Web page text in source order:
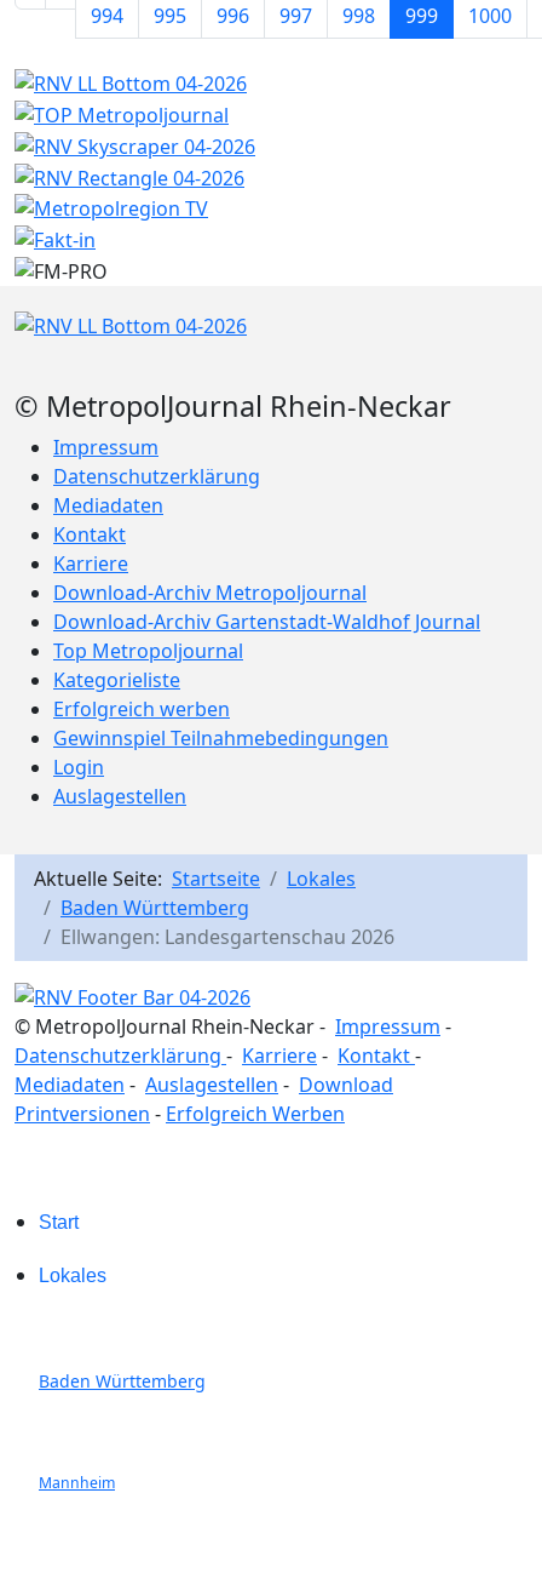
994 995 996 997 998 999 1000
© MetropolJournal Rhein-Neckar
Impressum
Datenschutzerklärung
Mediadaten
Kontakt
Karriere
Download-Archiv Metropoljournal
Download-Archiv Gartenstadt-Waldhof Journal
Top Metropoljournal
Kategorieliste
Erfolgreich werben
Gewinnspiel Teilnahmebedingungen
Login
Auslagestellen
Aktuelle Seite: Startseite
Lokales
Baden Württemberg
Ellwangen: Landesgartenschau 2026
© MetropolJournal Rhein-Neckar - Impressum -
Datenschutzerklärung - Karriere- Kontakt-
Mediadaten - Auslagestellen - Download
Printversionen - Erfolgreich Werben
Start
Lokales
Baden Württemberg
Mannheim